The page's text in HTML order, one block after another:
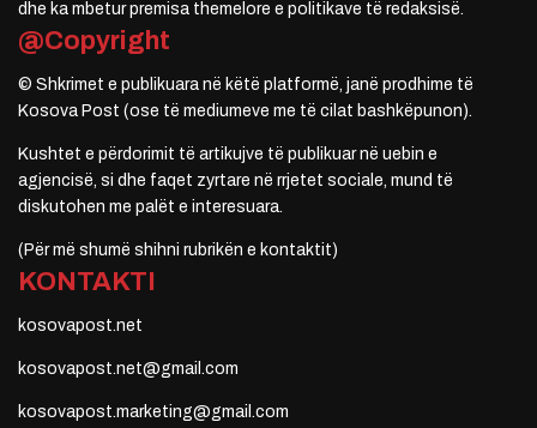
dhe ka mbetur premisa themelore e politikave të redaksisë.
@Copyright
© Shkrimet e publikuara në këtë platformë, janë prodhime të
Kosova Post (ose të mediumeve me të cilat bashkëpunon).
Kushtet e përdorimit të artikujve të publikuar në uebin e
agjencisë, si dhe faqet zyrtare në rrjetet sociale, mund të
diskutohen me palët e interesuara.
(Për më shumë shihni rubrikën e kontaktit)
KONTAKTI
kosovapost.net
kosovapost.net@gmail.com
kosovapost.marketing@gmail.com